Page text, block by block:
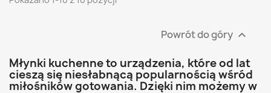
Powrót do góry 
Młynki kuchenne to urządzenia, które od lat
cieszą się niesłabnącą popularnością wśród
miłośników gotowania. Dzięki nim możemy w